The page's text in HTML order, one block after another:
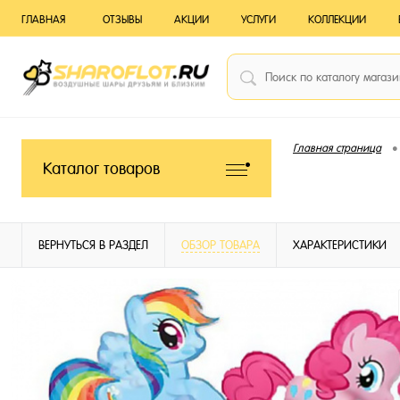
ГЛАВНАЯ ОТЗЫВЫ АКЦИИ УСЛУГИ КОЛЛЕКЦИИ
Каталог товаров
Главная страница •
ВЕРНУТЬСЯ В РАЗДЕЛ ОБЗОР ТОВАРА ХАРАКТЕРИСТИКИ